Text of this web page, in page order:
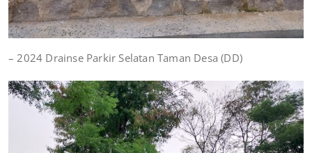
– 2024 Drainse Parkir Selatan Taman Desa (DD)